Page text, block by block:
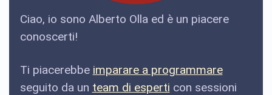
Ciao, io sono Alberto Olla ed è un piacere
conoscerti!
Ti piacerebbe imparare a programmare
seguito da un team di esperti con sessioni